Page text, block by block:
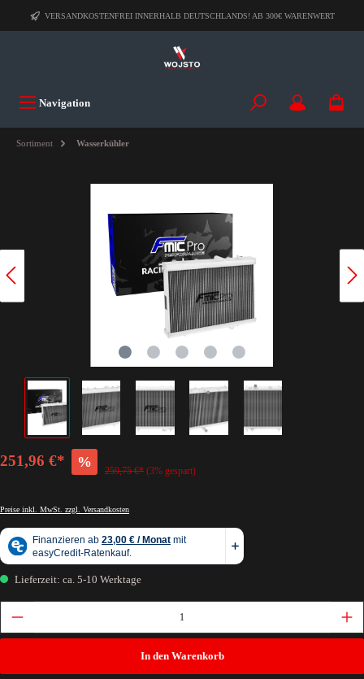
VERSANDKOSTENFREI INNERHALB DEUTSCHLANDS! AB 300€ WARENWERT
Navigation
Sortiment Wasserkühler
251,96 €* %
259,75 €* (3% gespart)
Preise inkl. MwSt. zzgl. Versandkosten
Lieferzeit: ca. 5-10 Werktage
In den Warenkorb